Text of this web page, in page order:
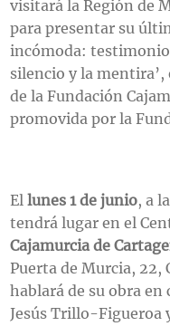
visitará la Región de
para presentar su
incómoda:
silencio y la mentira’,
de la Fundación
promovida por la
Ellunes 1 de junio, a
tendrá lugar en el
Cajamurcia de
Puerta de Murcia, 22,
hablará de su obra
Jesús Trillo-Figueroa